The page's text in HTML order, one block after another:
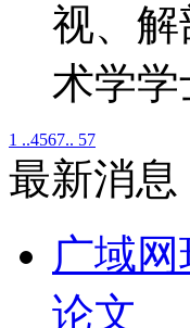
视、
术学学
1 ..4567.. 57
最新消息
广域
论文